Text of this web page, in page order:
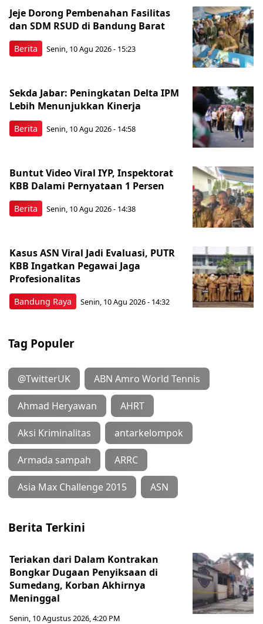
Berita
Jeje Dorong Pembenahan Fasilitas
dan SDM RSUD di Bandung Barat
Senin, 10 Agu 2026 - 15:23
Berita
Sekda Jabar: Peningkatan Delta IPM
Lebih Menunjukkan Kinerja
Senin, 10 Agu 2026 - 14:58
Berita
Buntut Video Viral IYP, Inspektorat
KBB Dalami Pernyataan 1 Persen
Senin, 10 Agu 2026 - 14:38
Bandung Raya
Kasus ASN Viral Jadi Evaluasi, PUTR
KBB Ingatkan Pegawai Jaga
Profesionalitas
Senin, 10 Agu 2026 - 14:32
Tag Populer
@TwitterUK ABN Amro World Tennis
Ahmad Heryawan AHRT
Aksi Kriminalitas antarkelompok
Armada sampah ARRC
Asia Max Challenge 2015 ASN
Berita Terkini
Teriakan dari Dalam Kontrakan
Bongkar Dugaan Penyiksaan di
Sumedang, Korban Akhirnya
Meninggal
Senin, 10 Agustus 2026, 4:20 PM